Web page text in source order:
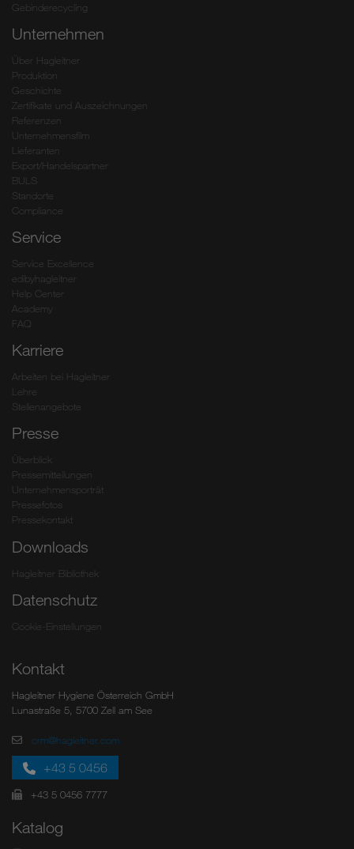
Gebinderecycling
Unternehmen
Über Hagleitner
Produktion
Geschichte
Zertifikate und Auszeichnungen
Referenzen
Unternehmensfilm
Lieferanten
Export/Handelspartner
BULS
Standorte
Compliance
Service
Service Excellence
edibyhagleitner
Help Center
Academy
FAQ
Karriere
Arbeiten bei Hagleitner
Lehre
Stellenangebote
Presse
Überblick
Pressemitteilungen
Unternehmensporträt
Pressefotos
Pressekontakt
Downloads
Hagleitner Bibliothek
Datenschutz
Cookie-Einstellungen
Kontakt
Hagleitner Hygiene Österreich GmbH
Lunastraße 5, 5700 Zell am See
crm@hagleitner.com
+43 5 0456
+43 5 0456 7777
Katalog